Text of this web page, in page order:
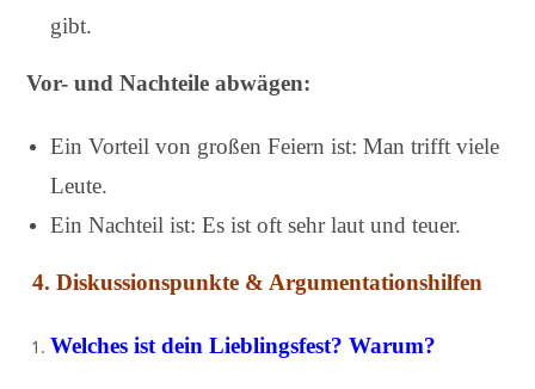
gibt.
Vor- und Nachteile abwägen:
Ein Vorteil von großen Feiern ist: Man trifft viele
Leute.
Ein Nachteil ist: Es ist oft sehr laut und teuer.
4.Diskussionspunkte & Argumentationshilfen
Welches ist dein Lieblingsfest? Warum?